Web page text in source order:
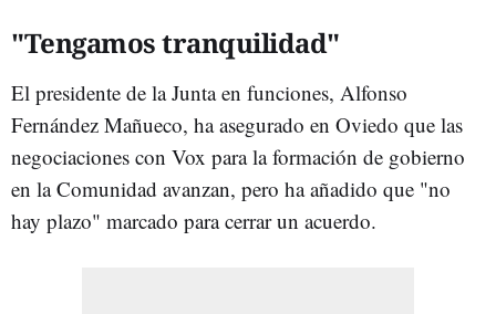
"Tengamos tranquilidad"
El presidente de la Junta en funciones, Alfonso
Fernández Mañueco, ha asegurado en Oviedo que las
negociaciones con Vox para la formación de gobierno
en la Comunidad avanzan, pero ha añadido que "no
hay plazo" marcado para cerrar un acuerdo.